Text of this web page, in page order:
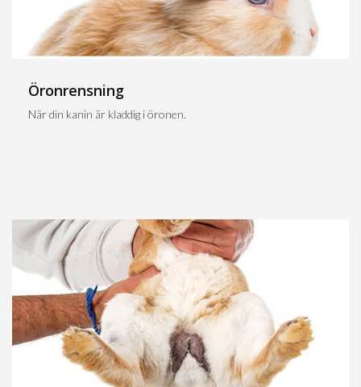
Öronrensning
När din kanin är kladdig i öronen.